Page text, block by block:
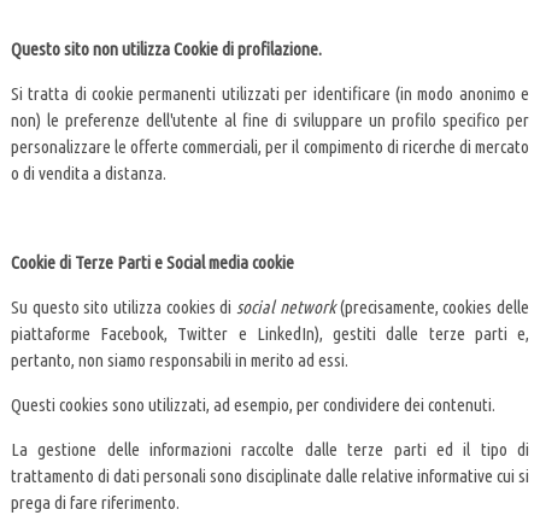
Questo sito non utilizza Cookie di profilazione.
Si tratta di cookie permanenti utilizzati per identificare (in modo anonimo e
non) le preferenze dell'utente al fine di sviluppare un profilo specifico per
personalizzare le offerte commerciali, per il compimento di ricerche di mercato
o di vendita a distanza.
Cookie di Terze Parti e Social media cookie
Su questo sito utilizza cookies di social network(precisamente, cookies delle
piattaforme Facebook, Twitter e LinkedIn), gestiti dalle terze parti e,
pertanto, non siamo responsabili in merito ad essi.
Questi cookies sono utilizzati, ad esempio, per condividere dei contenuti.
La gestione delle informazioni raccolte dalle terze parti ed il tipo di
trattamento di dati personali sono disciplinate dalle relative informative cui si
prega di fare riferimento.